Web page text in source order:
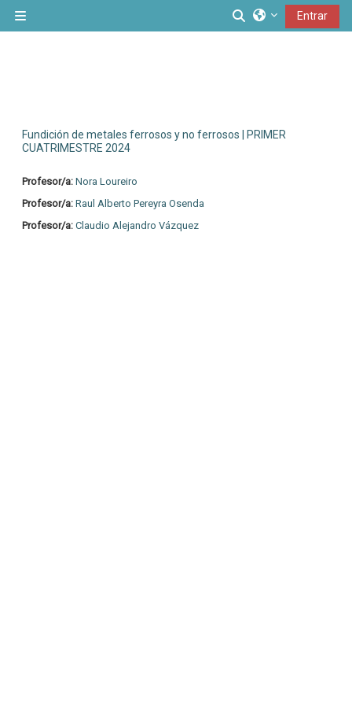
ConmutarEntrar
Fundición de metales ferrosos y no ferrosos | PRIMER
CUATRIMESTRE 2024
Profesor/a: Nora Loureiro
Profesor/a: Raul Alberto Pereyra Osenda
Profesor/a: Claudio Alejandro Vázquez